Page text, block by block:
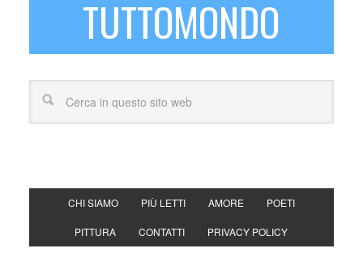
TUTTOMONDO
CHI SIAMO PIÙ LETTI AMORE POETI
PITTURA CONTATTI PRIVACY POLICY